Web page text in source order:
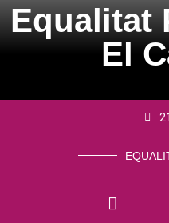
Equalitat
El